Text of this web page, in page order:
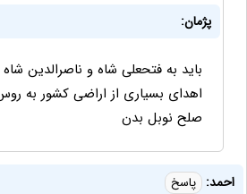
پژمان:
باید به فتحعلی شاه و ناصرالدین
اهدای بسیاری از اراضی کشور به
صلح نوبل بدن
احمد: پاسخ